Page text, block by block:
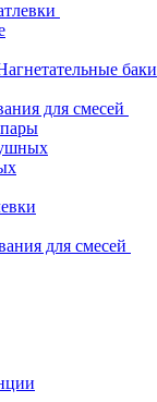
баки
для смесей
для смесей